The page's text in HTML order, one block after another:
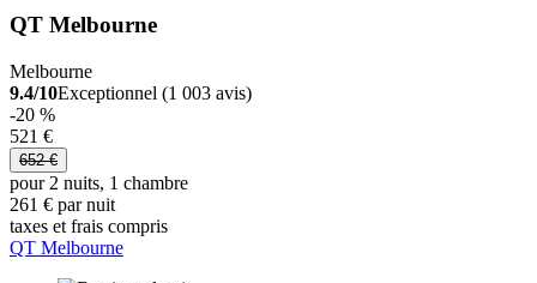
QT Melbourne
Melbourne
9.4/10Exceptionnel (1 003 avis)
-20 %
521 €
652 €
pour 2 nuits, 1 chambre
261 € par nuit
taxes et frais compris
QT Melbourne